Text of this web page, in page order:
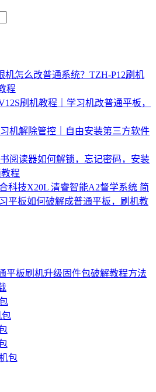
机怎么改普通系统？TZH-P12刷机
程
刷机教程｜学习机改普通平板，
习机解除管控｜自由安装第三方软件
阅读器如何解锁，忘记密码，安装
程
科技X20L 清睿智能A2督学系统 简
平板如何破解成普通平板，刷机教
平板刷机升级固件包破解教程方法
包
包